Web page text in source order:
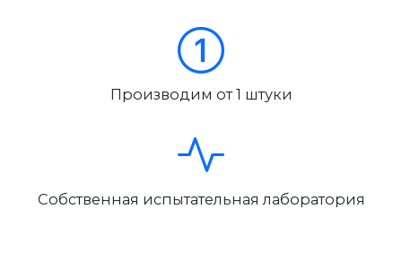
Производим от 1 штуки
Собственная испытательная лаборатория